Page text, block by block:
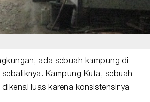
, ada sebuah kampung di
Kampung Kuta , sebuah
luas karena konsistensinya